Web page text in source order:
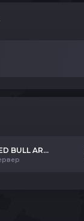
RED BULL ARENA